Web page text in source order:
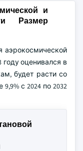
и
Размер
аэрокосмической
оценивался в
будет расти со
с 2024 по 2032